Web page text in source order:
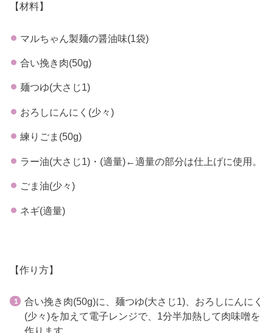
【材料】
マルちゃん製麺の醤油味(1袋)
合い挽き肉(50g)
麺つゆ(大さじ1)
おろしにんにく(少々)
練りごま(50g)
ラー油(大さじ1)・(適量)←適量の部分は仕上げに使用。
ごま油(少々)
ネギ(適量)
【作り方】
合い挽き肉(50g)に、麺つゆ(大さじ1)、おろしにんにく
(少々)を加えて電子レンジで、1分半加熱して肉味噌を
作ります。